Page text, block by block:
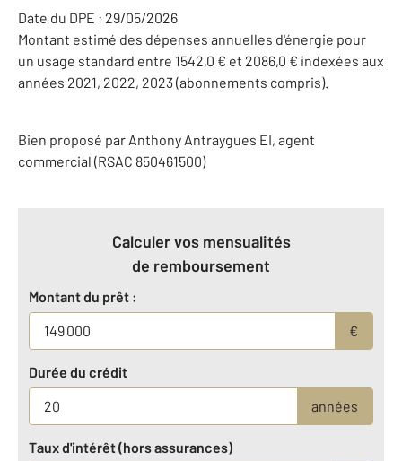
Date du DPE : 29/05/2026
Montant estimé des dépenses annuelles d'énergie pour
un usage standard entre 1542,0 € et 2086,0 € indexées aux
années 2021, 2022, 2023 (abonnements compris).
Bien proposé par Anthony Antraygues EI, agent
commercial (RSAC 850461500)
Calculer vos mensualités
de remboursement
Montant du prêt :
€
Durée du crédit
années
Taux d'intérêt (hors assurances)